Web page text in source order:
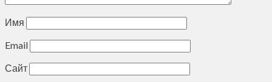
Имя
Email
Сайт